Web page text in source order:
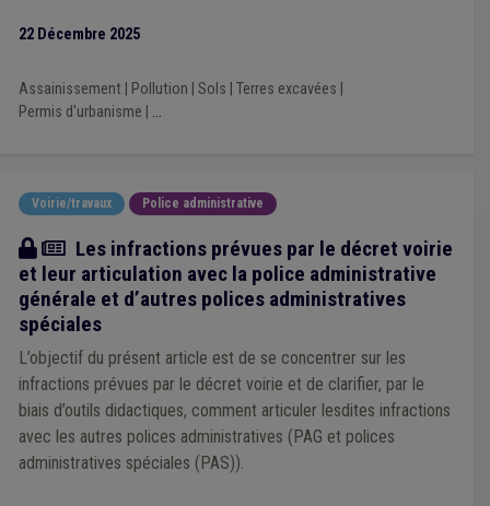
22 Décembre 2025
Assainissement| Pollution Sols Terres excavées
Permis d'urbanisme
...
Voirie/travaux Police administrative
Article
Les infractions prévues par le décret voirie
et leur articulation avec la police administrative
générale et d’autres polices administratives
spéciales
L’objectif du présent article est de se concentrer sur les
infractions prévues par le décret voirie et de clarifier, par le
biais d’outils didactiques, comment articuler lesdites infractions
avec les autres polices administratives (PAG et polices
administratives spéciales (PAS)).